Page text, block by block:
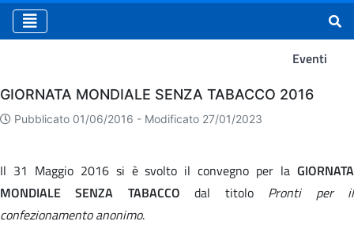
Eventi
Eventi
GIORNATA MONDIALE SENZA TABACCO 2016
Pubblicato 01/06/2016 - Modificato 27/01/2023
Il 31 Maggio 2016 si è svolto il convegno per la GIORNATA
MONDIALE SENZA TABACCOdal titolo Pronti per il
confezionamento anonimo.